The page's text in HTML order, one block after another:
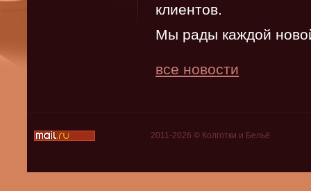
клиентов.
Мы рады каждой
все новости
2011-2026 © Колготки и Бельё